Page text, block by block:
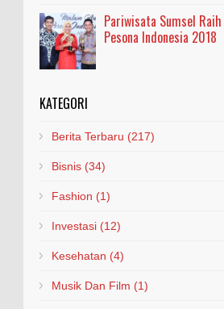
Pariwisata Sumsel
Pesona Indonesia 2018
KATEGORI
Berita Terbaru (217)
Bisnis (34)
Fashion (1)
Investasi (12)
Kesehatan (4)
Musik Dan Film (1)